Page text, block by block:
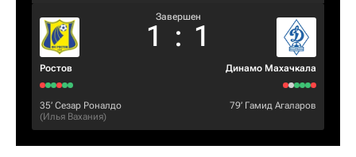
Ростов
Завершен
1 : 1
Динамо Махачкала
35‎’‎ Сезар Роналдо
(Илья Вахания)
79‎’‎ Гамид Агаларов